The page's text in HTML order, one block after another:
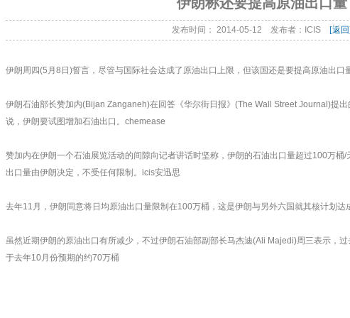
发布时间： 2014-05-12 发布者：ICIS [返
伊朗周四(5月8日)誓言，尽管与国际社会达成了原油出口上限，但该国还是要提高原油出口
伊朗石油部长赞加内(Bijan Zanganeh)在回答《华尔街日报》(The Wall Street Journal)提
说，伊朗要试图增加石油出口。chemease
赞加内在伊朗一个石油展览活动的间隙向记者讲话时坚称，伊朗的石油出口量超过100万桶
出口量由伊朗决定，不受任何限制。icis安迅思
去年11月，伊朗同意将日均原油出口量限制在100万桶，这是伊朗与另外六国就其核计划
虽然近期伊朗的原油出口有所减少，不过伊朗石油部副部长马杰迪(Ali Majedi)周三表示，
于去年10月份预期的约70万桶